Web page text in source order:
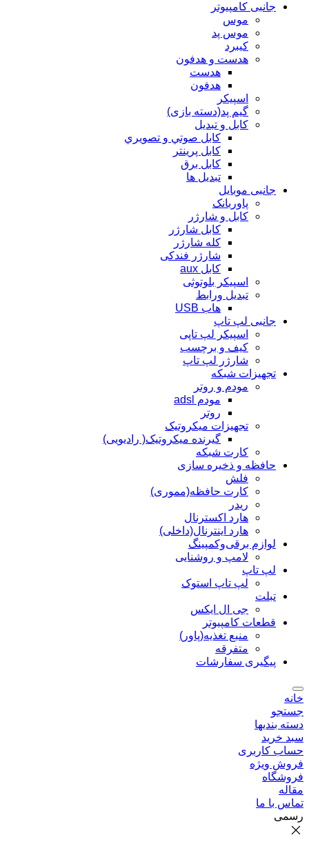
جانبی کامپیوتر
موس
موس پد
کیبرد
هدست و هدفون
هدست
هدفون
اسپیکر
گیم پد(دسته بازی)
کابل و تبدیل
كابل صوتي و تصويري
کابل پرینتر
کابل برق
تبدیل ها
جانبی موبایل
پاوربانک
کابل و شارژر
کابل شارژر
کله شارژر
شارژر فندکی
کابل aux
اسپیکر بلوتوثی
تبدیل ورابط
هاب USB
جانبی لپ تاپ
اسپیکر لپ تاپی
کیف و برچسب
شارژر لپ تاپ
تجهیزات شبکه
مودم و روتر
مودم adsl
روتر
تجهیزات میکروتیک
گیرنده میکروتیک( رادیویی)
کارت شبکه
حافظه و ذخیره سازی
فلش
کارت حافظه(مموری)
ریدر
هارد اکسترنال
هارد اینترنال(داخلی)
لوازم برقی‌وکمپینگ
لامپ و روشنایی
لپ تاپ
لپ تاپ استوک
تبلت
جی ال ایکس
قطعات کامپیوتر
منبع تغذیه(پاور)
متفرقه
پیگیری سفارشات
خانه
جستجو
دسته بندیها
سبد خرید
حساب کاربری
فروش ویژه
فروشگاه
مقاله
تماس با ما
رسمی